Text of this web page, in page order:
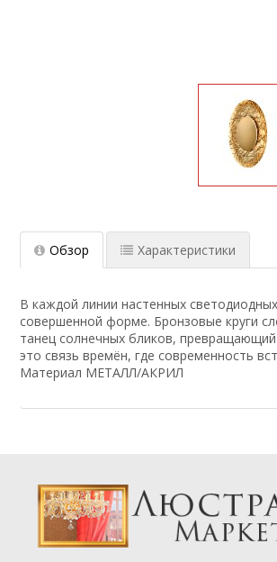
Обзор Характеристики
В каждой линии настенных
совершенной форме. Бронзовые круги
танец солнечных бликов,
это связь времён, где современность
Материал МЕТАЛЛ/АКРИЛ